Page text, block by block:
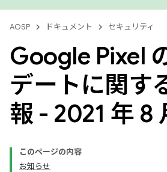
AOSP ドキュメント セキュリティ
Google Pixel
デートに関す
報 - 2021 年 8
このページの内容
お知らせ